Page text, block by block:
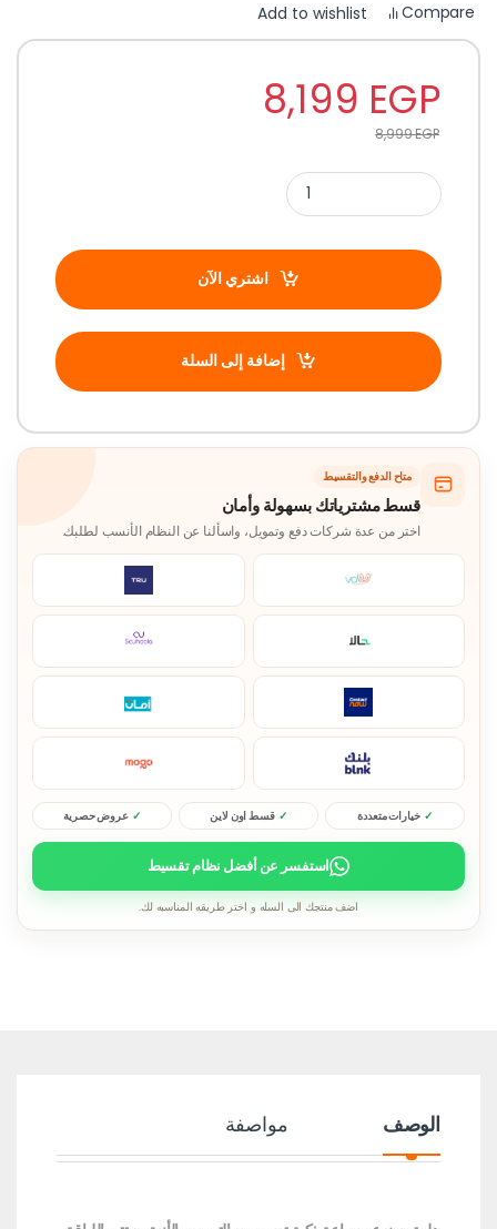
Compare
Add to wishlist
8,199 EGP
8,999EGP
اشتري الآن
إضافة إلى السلة
متاح الدفع والتقسيط
قسط مشترياتك بسهولة وأمان
اختر من عدة شركات دفع وتمويل، واسألنا عن النظام الأنسب لطلبك.
خيارات متعددة قسط اون لاين عروض حصرية
استفسر عن أفضل نظام تقسيط
اضف منتجك الى السله و اختر طريقه المناسبه لك.
الوصف مواصفة